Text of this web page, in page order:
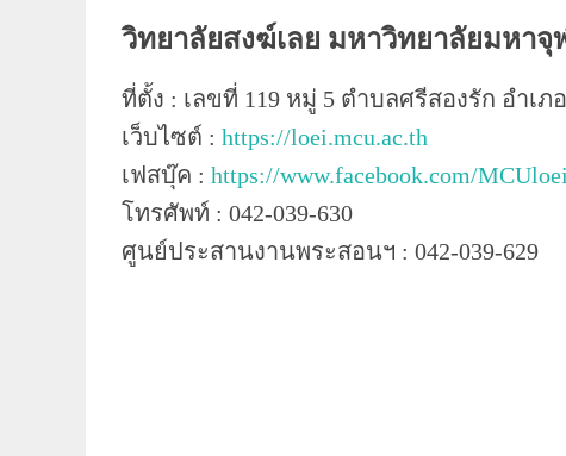
วิทยาลัยสงฆ์เลย มหาวิทยาลัยมหา
ที่ตั้ง : เลขที่ 119 หมู่ 5 ตำบลศรีสองรัก อำเภ
เว็บไซต์ : https://loei.mcu.ac.th
เฟสบุ๊ค : https://www.facebook.com/
โทรศัพท์ : 042-039-630
ศูนย์ประสานงานพระสอนฯ : 042-039-629